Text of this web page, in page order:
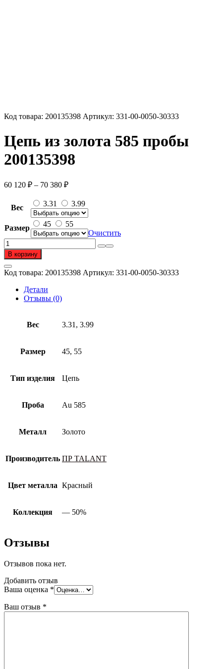
Код товара: 200135398 Артикул: 331-00-0050-30333
Цепь из золота 585 пробы
200135398
60 120 ₽ – 70 380 ₽Диапазон
60
120 ₽
–
70
380 ₽
Вес 3.31 3.99
Размер 45
55
Очистить
Количество
товара
Цепь
из
золота
пробы
В корзину
Код товара: 200135398 Артикул: 331-00-0050-30333
Детали
Отзывы (0)
Вес 3.31, 3.99
Размер 45, 55
Тип изделия Цепь
Проба Au 585
Металл Золото
Производитель ПР TALANT
Цвет металла Красный
Коллекция — 50%
Отзывы
Отзывов пока нет.
Добавить отзыв
Ваша оценка *
Ваш отзыв *